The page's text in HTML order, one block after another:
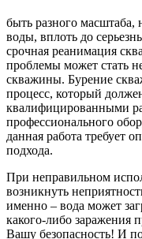
быть разного масштаба,
воды, вплоть до
срочная реанимация
проблемы может стать
скважины. Бурение
процесс, который
квалифицированными
профессионального
данная работа требует
подхода.
При неправильном
возникнуть
именно – вода может
какого-либо заражения
Вашу безопасность! И